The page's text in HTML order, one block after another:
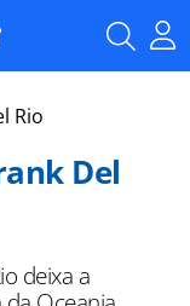
Rio
Del
deixa a